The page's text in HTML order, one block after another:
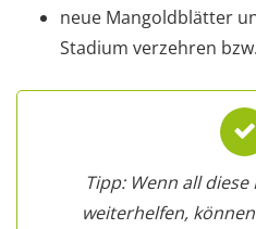
neue Mangoldblätter
Stadium verzehren
Tipp: Wenn all
weiterhelfen,